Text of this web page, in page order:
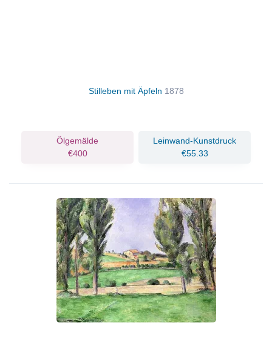
Stilleben mit Äpfeln 1878
Ölgemälde
€400
Leinwand-Kunstdruck
€55.33